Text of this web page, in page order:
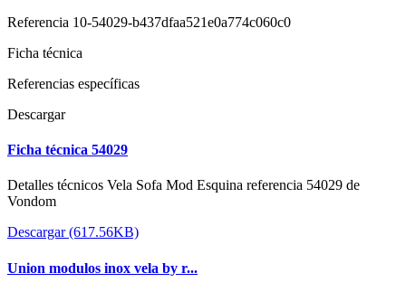
Referencia 10-54029-b437dfaa521e0a774c060c0
Ficha técnica
Referencias específicas
Descargar
Ficha técnica 54029
Detalles técnicos Vela Sofa Mod Esquina referencia 54029 de
Vondom
Descargar (617.56KB)
Union modulos inox vela by r...